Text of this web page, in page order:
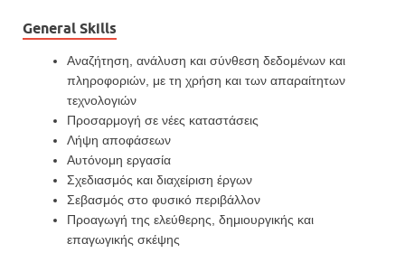
General Skills
Αναζήτηση, ανάλυση και σύνθεση δεδομένων και
πληροφοριών, με τη χρήση και των απαραίτητων
τεχνολογιών
Προσαρμογή σε νέες καταστάσεις
Λήψη αποφάσεων
Αυτόνομη εργασία
Σχεδιασμός και διαχείριση έργων
Σεβασμός στο φυσικό περιβάλλον
Προαγωγή της ελεύθερης, δημιουργικής και
επαγωγικής σκέψης